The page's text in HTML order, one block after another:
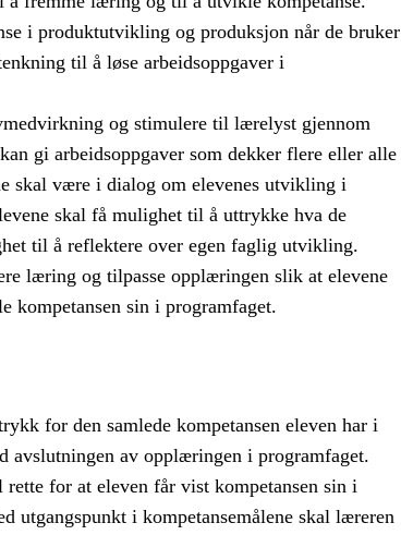
i produktutvikling og produksjon når de bruker
til å løse arbeidsoppgaver i
og stimulere til lærelyst gjennom
gi arbeidsoppgaver som dekker flere eller alle
skal være i dialog om elevenes utvikling i
skal få mulighet til å uttrykke hva de
til å reflektere over egen faglig utvikling.
læring og tilpasse opplæringen slik at elevene
kompetansen sin i programfaget.
for den samlede kompetansen eleven har i
avslutningen av opplæringen i programfaget.
for at eleven får vist kompetansen sin i
utgangspunkt i kompetansemålene skal læreren